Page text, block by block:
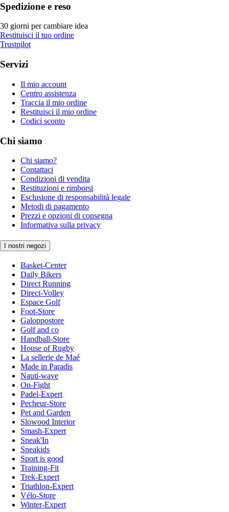
Spedizione e reso
30 giorni per cambiare idea
Restituisci il tuo ordine
Trustpilot
Servizi
Il mio account
Centro assistenza
Traccia il mio ordine
Restituisci il mio ordine
Codici sconto
Chi siamo
Chi siamo?
Contattaci
Condizioni di vendita
Restituzioni e rimborsi
Esclusione di responsabilità legale
Metodi di pagamento
Prezzi e opzioni di consegna
Informativa sulla privacy
I nostri negozi
Basket-Center
Daily Bikers
Direct Running
Direct-Volley
Espace Golf
Foot-Store
Galoppostore
Golf and co
Handball-Store
House of Rugby
La sellerie de Maé
Made in Paradis
Nauti-wave
On-Fight
Padel-Expert
Pecheur-Store
Pet and Garden
Slowood Interior
Smash-Expert
Sneak'In
Sneakids
Sport is good
Training-Fit
Trek-Expert
Triathlon-Expert
Vélo-Store
Winter-Expert